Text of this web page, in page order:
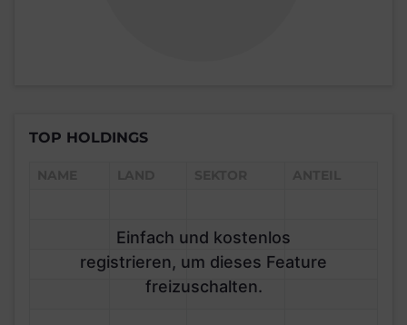
TOP HOLDINGS
Einfach und kostenlos
registrieren, um dieses Feature
freizuschalten.